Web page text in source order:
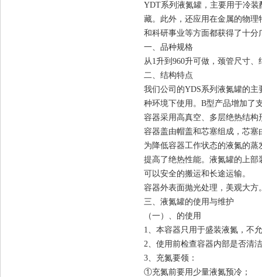
YDT系列液氮罐，主要用于冷
藏。此外，还应用在金属的物
和科研事业等方面都获得了十分
一、品种规格
从1升到960升可做，颈管尺寸
二、结构特点
我们公司的YDS系列液氮罐的
种环境下使用。B型产品增加了
容器采用高真空、多层绝热结
容器盖由帽盖和芯塞组成，芯
为降低容器工作状态的液氮的
提高了绝热性能。液氮罐的上
可以安全的搬运和长途运输。
容器外表面抛光处理，美观大方
三、液氮罐的使用与维护
（一）、 的使用
1、本容器只用于盛装液氮，不
2、使用前检查容器内部是否清
3、充氮要领：
①充氮前要用少量液氮预冷；